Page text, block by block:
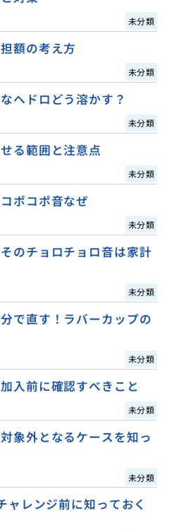
未分類
額の考え方
未分類
ヘドロどう溶かす？
未分類
る範囲と注意点
未分類
ポコポ音なぜ
未分類
のチョロチョロ音は家計
未分類
で直す！ラバーカップの
未分類
入前に確認すべきこと
未分類
象外となるケースを知っ
未分類
ャレンジ前に知っておく